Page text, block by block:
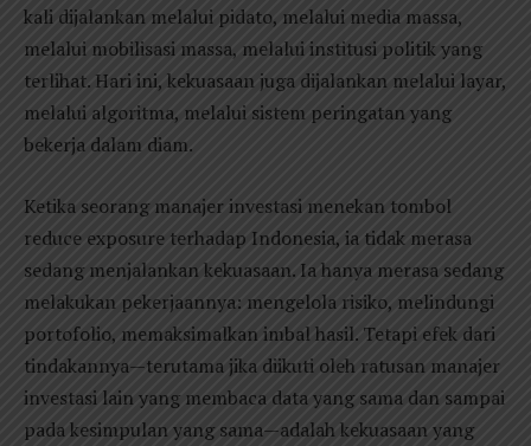
kali dijalankan melalui pidato, melalui media massa,
melalui mobilisasi massa, melalui institusi politik yang
terlihat. Hari ini, kekuasaan juga dijalankan melalui layar,
melalui algoritma, melalui sistem peringatan yang
bekerja dalam diam.
Ketika seorang manajer investasi menekan tombol
reduce exposure terhadap Indonesia, ia tidak merasa
sedang menjalankan kekuasaan. Ia hanya merasa sedang
melakukan pekerjaannya: mengelola risiko, melindungi
portofolio, memaksimalkan imbal hasil. Tetapi efek dari
tindakannya—terutama jika diikuti oleh ratusan manajer
investasi lain yang membaca data yang sama dan sampai
pada kesimpulan yang sama—adalah kekuasaan yang